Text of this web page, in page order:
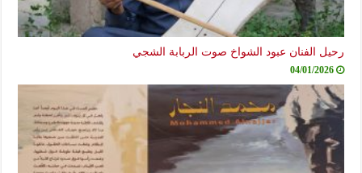
رحيل الفنان عبود الشواخ صوت الربابة الشجي
04/01/2026